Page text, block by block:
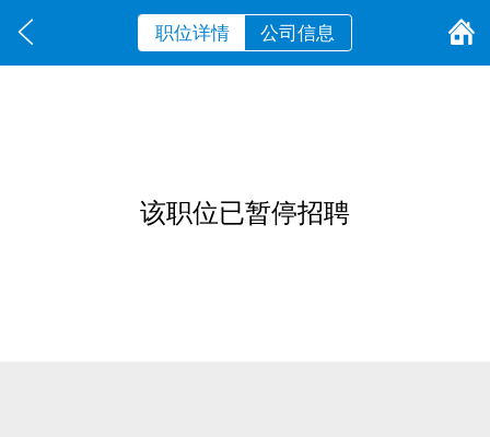
职位详情 公司信息
该职位已暂停招聘